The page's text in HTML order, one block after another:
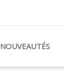
NOUVEAUTÉS